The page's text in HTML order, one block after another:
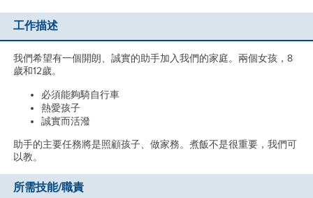
工作描述
我們希望有一個開朗、誠實的助手加入我們的家庭。兩個女孩，8
歲和12歲。
必須能夠騎自行車
熱愛孩子
誠實而活潑
助手的主要任務將是照顧孩子、做家務。煮飯不是很重要，我們可
以教。
所需技能/職責